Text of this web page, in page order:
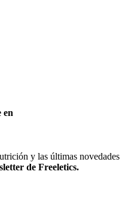
en
y las últimas novedades
de Freeletics.